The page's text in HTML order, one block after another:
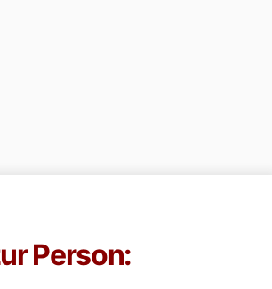
Person: